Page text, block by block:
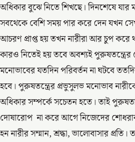
অধিকার বুঝে নিতে শিখছে। দিনশেষে যার
সবথেকে বেশি সময় পার করে দেন যখন
আচরণ প্রাপ্ত হয় তখন নারীরা আর চুপ করে
কারও নিতেই হয় তবে অবশ্যই
মনোভাবের যতদিন পরিবর্তন না ঘটবে
হবে। পুরুষতন্ত্রের প্রভুসুলভ মনোভাব
অধিকার সম্পর্কে সচেতন হতে। তাই
দোষারোপ না করে আগে নিজেদের
হন নারীর সম্মান, শ্রদ্ধা, ভালোবাসার